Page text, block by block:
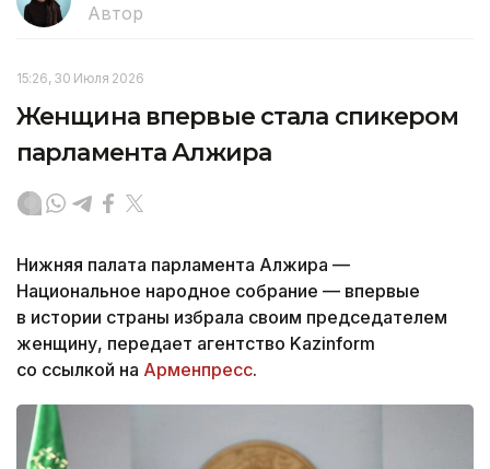
Автор
15:26, 30 Июля 2026
Женщина впервые стала спикером
парламента Алжира
Нижняя палата парламента Алжира —
Национальное народное собрание — впервые
в истории страны избрала своим председателем
женщину, передает агентство Kazinform
со ссылкой на Арменпресс.